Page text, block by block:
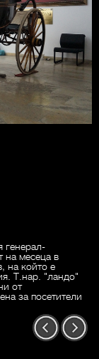
генерал-
на месеца в
на който е
Т.нар. "ландо"
от
за посетители